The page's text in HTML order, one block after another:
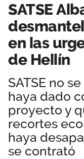
Estructura
Transparencia
Secciones
Servicios
Actualidad
Temas
Sala de prensa
Documentos
Publicaciones
Contáctanos
SATSE
en las
de Hellín
SATSE no
haya dado
proyecto y
recortes
haya
se contrató